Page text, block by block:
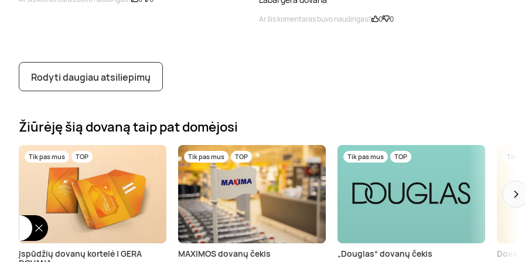
Ar šis komentaras buvo naudingas? 0 0
Rodyti daugiau atsiliepimų
Žiūrėję šią dovaną taip pat domėjosi
Tik pas mus TOP
Įspūdžių dovanų kortelė | GERA
Tik pas mus TOP
MAXIMOS dovanų čekis
Tik pas mus TOP
„Douglas“ dovanų čekis
Tik